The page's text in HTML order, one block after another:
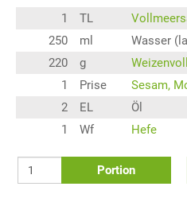
1 TL
250
ml
Wasser
220
g
1
Prise
Sesam,
2
EL
Öl
1
Wf Hefe
Portion